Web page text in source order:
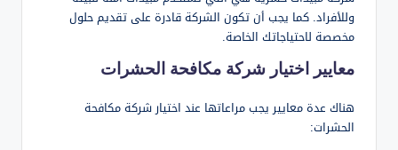
وللأفراد. كما يجب أن تكون الشركة قادرة على تقديم حلول
مخصصة لاحتياجاتك الخاصة.
معايير اختيار شركة مكافحة الحشرات
هناك عدة معايير يجب مراعاتها عند اختيار شركة مكافحة
الحشرات: